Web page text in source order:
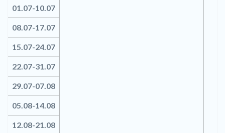
01.07-10.07
08.07-17.07
15.07-24.07
22.07-31.07
29.07-07.08
05.08-14.08
12.08-21.08